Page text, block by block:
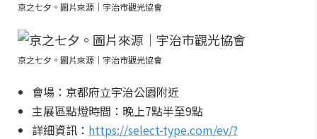
京之七夕。圖片來源｜宇治市觀光協會
京之七夕。圖片來源｜宇治市觀光協會
會場：京都府立宇治公園附近
主展區點燈時間：晚上7點半至9點
詳細資訊： https://select-type.com/ev/?